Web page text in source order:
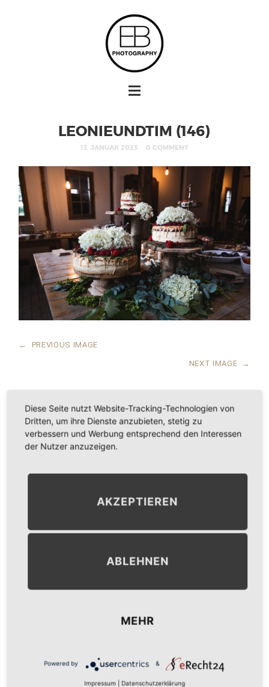
LEONIEUNDTIM (146)
13. JANUAR 2023 0 COMMENT
← PREVIOUS IMAGE
NEXT IMAGE →
LEAVE A COMMENT
E-MAIL-ADRESSE
Diese Seite nutzt Website-Tracking-Technologien von
Dritten, um ihre Dienste anzubieten, stetig zu
verbessern und Werbung entsprechend den Interessen
der Nutzer anzuzeigen.
AKZEPTIEREN
ABLEHNEN
MEHR
Powered by &
Impressum Datenschutzerklärung